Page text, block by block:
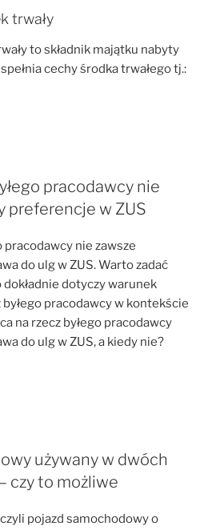
trwały
to składnik majątku nabyty
cechy środka trwałego tj.:
pracodawcy nie
preferencje w ZUS
pracodawcy nie zawsze
do ulg w ZUS. Warto zadać
dotyczy warunek
byłego pracodawcy w kontekście
na rzecz byłego pracodawcy
do ulg w ZUS, a kiedy nie?
używany w dwóch
czy to możliwe
pojazd samochodowy o